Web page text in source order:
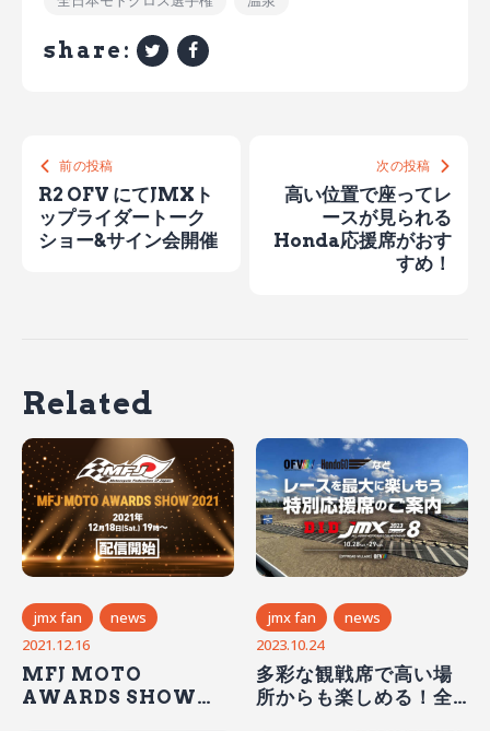
share:
前の投稿
R2 OFV にてJMXト
ップライダートーク
ショー&サイン会開催
次の投稿
高い位置で座ってレ
ースが見られる
Honda応援席がおす
すめ！
Related
jmx fan
news
2021.12.16
MFJ MOTO
AWARDS SHOW
jmx fan
news
2023.10.24
多彩な観戦席で高い場
所からも楽しめる！全